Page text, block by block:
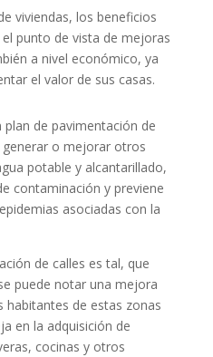
viviendas, los beneficios
punto de vista de mejoras
a nivel económico, ya
el valor de sus casas.
de pavimentación de
o mejorar otros
potable y alcantarillado,
contaminación y previene
asociadas con la
de calles es tal, que
puede notar una mejora
habitantes de estas zonas
en la adquisición de
cocinas y otros